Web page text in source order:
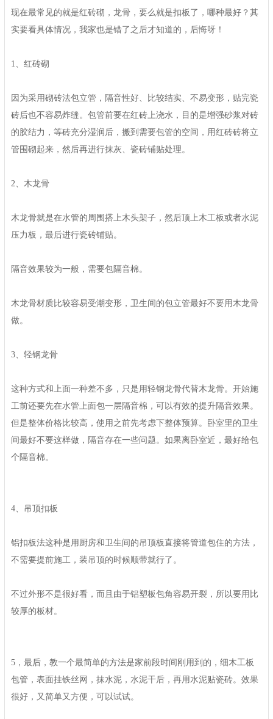
现在最常见的就是红砖砌，龙骨，要么就是扣板了，哪种最好？其
实要看具体情况，我家也是错了之后才知道的，后悔呀！
1、红砖砌
因为采用砌砖法包立管，隔音性好、比较结实、不易变形，贴完瓷
砖后也不容易炸缝。包管前要在红砖上浇水，目的是增强砂浆对砖
的胶结力，等砖充分湿润后，搬到需要包管的空间，用红砖砖将立
管围砌起来，然后再进行抹灰、瓷砖铺贴处理。
2、木龙骨
木龙骨就是在水管的周围搭上木头架子，然后顶上木工板或者水泥
压力板，最后进行瓷砖铺贴。
隔音效果较为一般，需要包隔音棉。
木龙骨材质比较容易受潮变形，卫生间的包立管最好不要用木龙骨
做。
3、轻钢龙骨
这种方式和上面一种差不多，只是用轻钢龙骨代替木龙骨。开始施
工前还要先在水管上面包一层隔音棉，可以有效的提升隔音效果。
但是整体价格比较高，使用之前先考虑下整体预算。卧室里的卫生
间最好不要这样做，隔音存在一些问题。如果离卧室近，最好给包
个隔音棉。
4、吊顶扣板
铝扣板法这种是用厨房和卫生间的吊顶板直接将管道包住的方法，
不需要提前施工，装吊顶的时候顺带就行了。
不过外形不是很好看，而且由于铝塑板包角容易开裂，所以要用比
较厚的板材。
5，最后，教一个最简单的方法是家前段时间刚用到的，细木工板
包管，表面挂铁丝网，抹水泥，水泥干后，再用水泥贴瓷砖。效果
很好，又简单又方便，可以试试。